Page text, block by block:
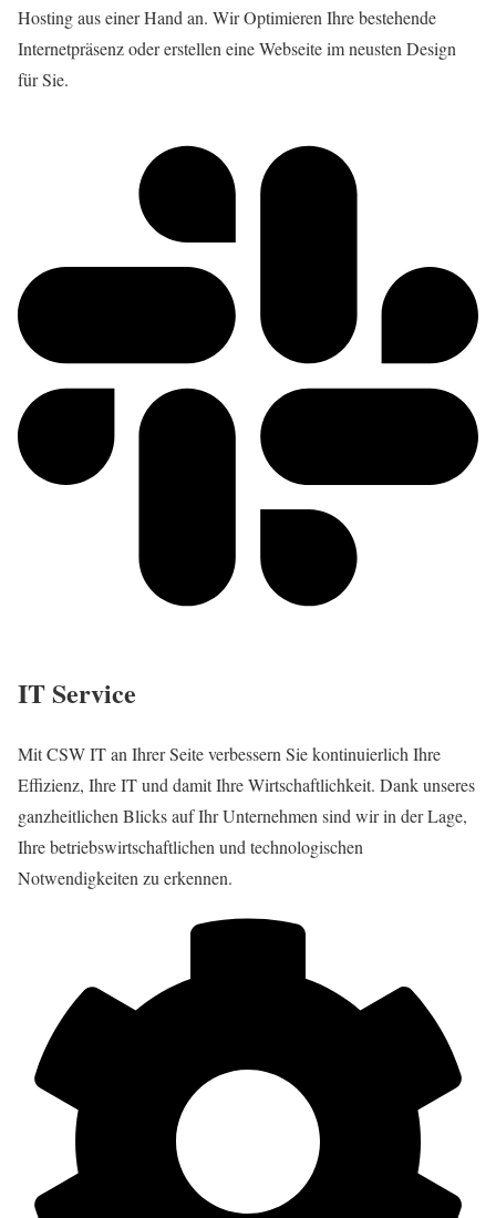
Hosting aus einer Hand an. Wir Optimieren Ihre bestehende
Internetpräsenz oder erstellen eine Webseite im neusten Design
für Sie.
IT Service
Mit CSW IT an Ihrer Seite verbessern Sie kontinuierlich Ihre
Effizienz, Ihre IT und damit Ihre Wirtschaftlichkeit. Dank unseres
ganzheitlichen Blicks auf Ihr Unternehmen sind wir in der Lage,
Ihre betriebswirtschaftlichen und technologischen
Notwendigkeiten zu erkennen.